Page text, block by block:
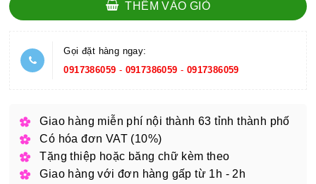
THÊM VÀO GIỎ
Gọi đặt hàng ngay:
0917386059 - 0917386059 - 0917386059
Giao hàng miễn phí nội thành 63 tỉnh thành phố
Có hóa đơn VAT (10%)
Tặng thiệp hoặc băng chữ kèm theo
Giao hàng với đơn hàng gấp từ 1h - 2h